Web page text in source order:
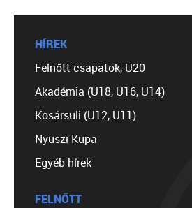
HÍREK
Felnőtt csapatok, U20
Akadémia (U18, U16, U14)
Kosársuli (U12, U11)
Nyuszi Kupa
Egyéb hírek
FELNŐTT